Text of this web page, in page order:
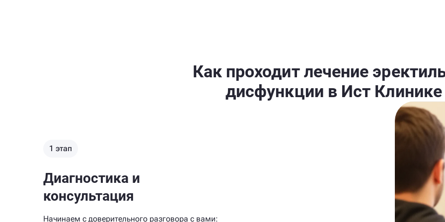
Как проходит лечение
дисфункции в Ист Клинике
1 этап
Диагностика и
консультация
Начинаем с доверительного разговора с вами: